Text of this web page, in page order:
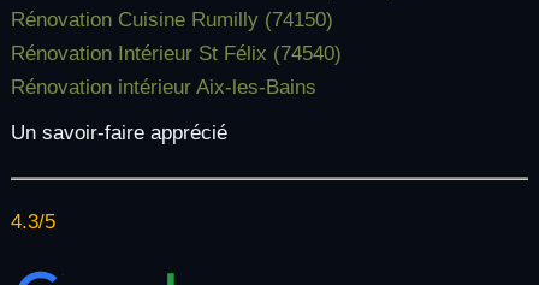
Rénovation Cuisine Rumilly (74150)
Rénovation Intérieur St Félix (74540)
Rénovation intérieur Aix-les-Bains
Un savoir-faire apprécié
4.3/5